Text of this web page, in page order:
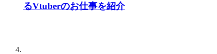
るVtuberのお仕事を紹介